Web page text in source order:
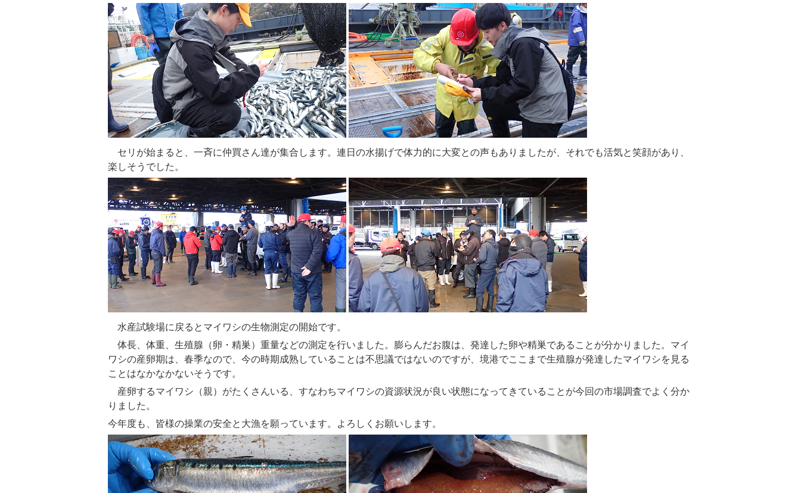
セリが始まると、一斉に仲買さん達が集合します。連日の水揚げで体力的に大変との声もありましたが、それでも活気と笑顔があり、
楽しそうでした。
水産試験場に戻るとマイワシの生物測定の開始です。
体長、体重、生殖腺（卵・精巣）重量などの測定を行いました。膨らんだお腹は、発達した卵や精巣であることが分かりました。マイ
ワシの産卵期は、春季なので、今の時期成熟していることは不思議ではないのですが、境港でここまで生殖腺が発達したマイワシを見る
ことはなかなかないそうです。
産卵するマイワシ（親）がたくさんいる、すなわちマイワシの資源状況が良い状態になってきていることが今回の市場調査でよく分か
りました。
今年度も、皆様の操業の安全と大漁を願っています。よろしくお願いします。